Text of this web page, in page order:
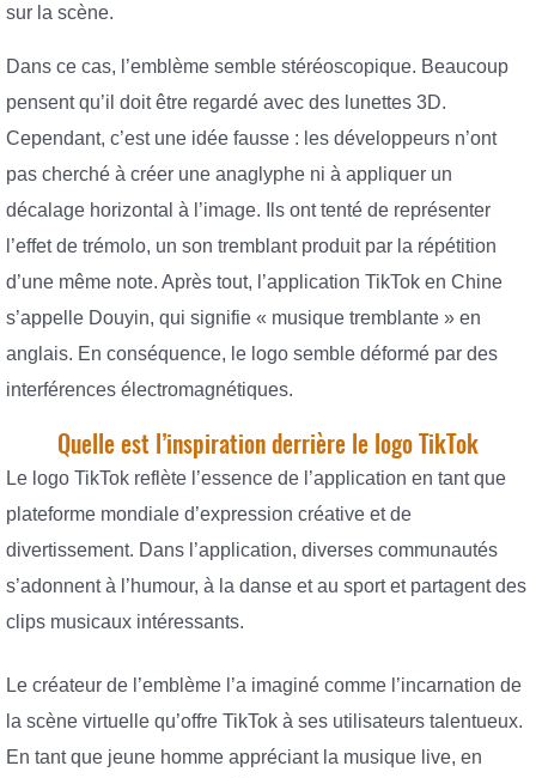
sur la scène.
Dans ce cas, l’emblème semble stéréoscopique. Beaucoup
pensent qu’il doit être regardé avec des lunettes 3D.
Cependant, c’est une idée fausse : les développeurs n’ont
pas cherché à créer une anaglyphe ni à appliquer un
décalage horizontal à l’image. Ils ont tenté de représenter
l’effet de trémolo, un son tremblant produit par la répétition
d’une même note. Après tout, l’application TikTok en Chine
s’appelle Douyin, qui signifie « musique tremblante » en
anglais. En conséquence, le logo semble déformé par des
interférences électromagnétiques.
Quelle est l’inspiration derrière le logo TikTok
Le logo TikTok reflète l’essence de l’application en tant que
plateforme mondiale d’expression créative et de
divertissement. Dans l’application, diverses communautés
s’adonnent à l’humour, à la danse et au sport et partagent des
clips musicaux intéressants.
Le créateur de l’emblème l’a imaginé comme l’incarnation de
la scène virtuelle qu’offre TikTok à ses utilisateurs talentueux.
En tant que jeune homme appréciant la musique live, en